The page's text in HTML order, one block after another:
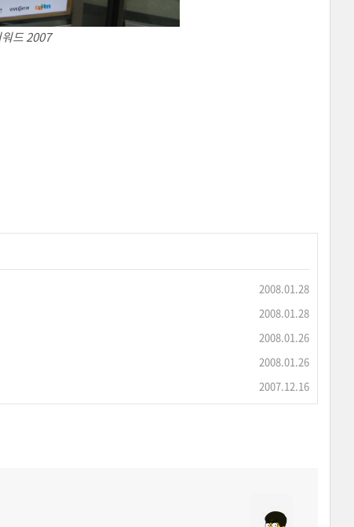
드 2007
2008.01.28
2008.01.28
2008.01.26
2008.01.26
2007.12.16